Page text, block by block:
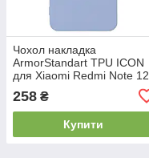
Чохол накладка
ArmorStandart TPU ICON
для Xiaomi Redmi Note 12
Lavender (ARM67702)
258 ₴
Купити